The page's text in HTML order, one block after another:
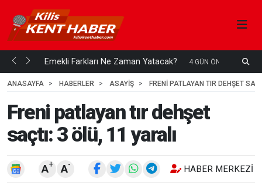
mi... Emekli Farkları Ne Zaman Yatacak? 4 GÜN ÖNCE
ANASAYFA
HABERLER ASAYİŞ FRENI PATLAYAN TIR DEHŞET
Freni patlayan tır dehşet
saçtı: 3 ölü, 11 yaralı
A+ A- HABER MERKEZI